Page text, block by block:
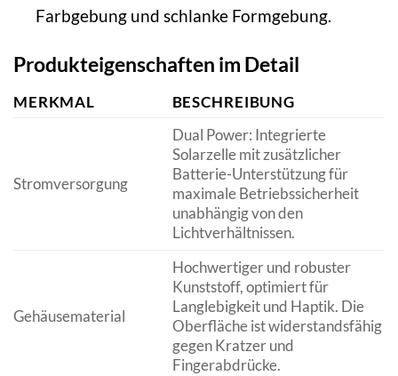
Farbgebung und schlanke Formgebung.
Produkteigenschaften im Detail
MERKMAL BESCHREIBUNG
Stromversorgung
Dual Power: Integrierte
Solarzelle mit zusätzlicher
Batterie-Unterstützung für
maximale Betriebssicherheit
unabhängig von den
Lichtverhältnissen.
Gehäusematerial
Hochwertiger und robuster
Kunststoff, optimiert für
Langlebigkeit und Haptik. Die
Oberfläche ist widerstandsfähig
gegen Kratzer und
Fingerabdrücke.